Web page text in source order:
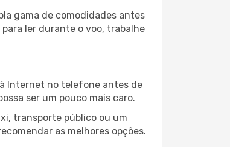
gama de comodidades antes
ler durante o voo, trabalhe
Internet no telefone antes de
ser um pouco mais caro.
transporte público ou um
as melhores opções.